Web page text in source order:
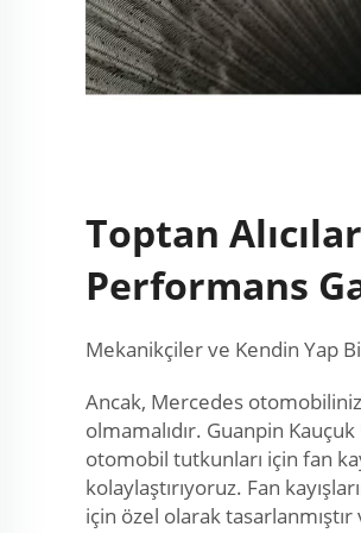
Toptan
Performans
Mekanikçiler ve Kendin Yap
Ancak, Mercedes
olmamalıdır. Guanpin
otomobil tutkunları için fan
kolaylaştırıyoruz. Fan
için özel olarak tasarlanmıştır